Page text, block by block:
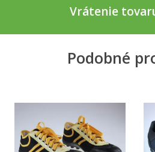
Vrátenie
Podobné